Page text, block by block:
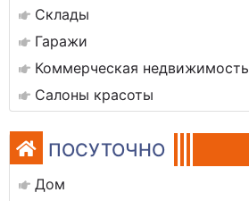
Склады
Гаражи
Коммерческая недвижимость
Салоны красоты
ПОСУТОЧНО
Дом